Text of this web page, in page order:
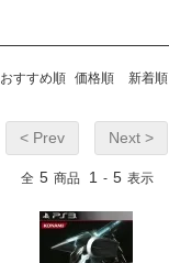
おすすめ順 価格順 新着順
< Prev Next >
全 5 商品 1 - 5 表示